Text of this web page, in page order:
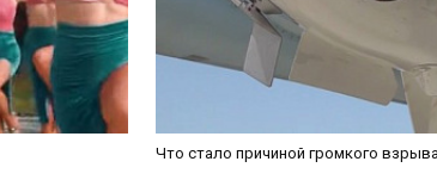
Что стало причиной громкого